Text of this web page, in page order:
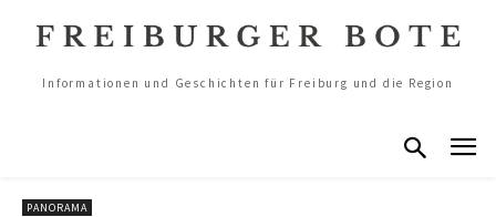
Informationen und Geschichten für Freiburg und die Region
PANORAMA